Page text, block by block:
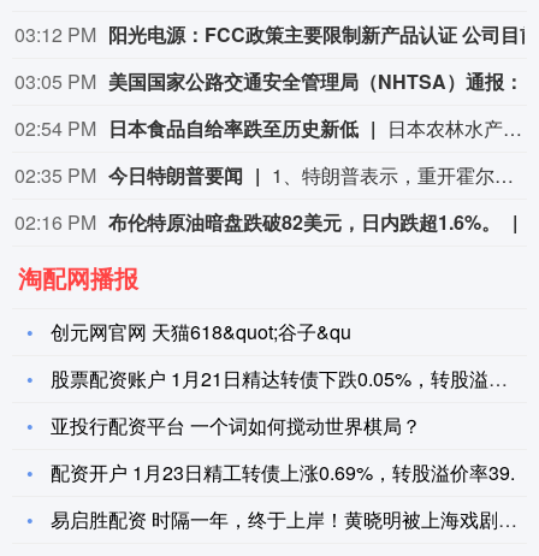
03:12 PM
03:05 PM
02:54 PM 日本食品自给率跌至历史新低
日本农林水产省8月7日公布的数据显示，2025财年，即2025年4月至2026年3月，按热量计算的日本食品自给率下降1个百分点至37%，为历史最低水平。日本食品自给率是指国内生产的食品占国内食品总供给的比例。日本农林水产省表示，大米消费减少是食品自给率下降的重要原因。日本大米消费长期以来主要依靠本国供应，是日本食品自给率的重要支撑。米价上涨导致居民大米消费减少，国产大米提供的热量随之减少，显著拉低日本整体食品自给率。（CCTV国际时讯）
02:35 PM 今日特朗普要闻
1、特朗普表示，重开霍尔木兹海峡的谈判正在推进，尽管伊朗议员正在考虑对与美国和以色列相关的船只实施限制。 2、特朗普：（关于人工智能）这可能比石油还要重要。谁赢得人工智能，谁就赢得一切。就是如此重要。人工智能比互联网大很多倍。 3、报道称，美国总统特朗普近日在一次私下会晤中表示，他希望副总统万斯能够赢得2028年总统大选。 4、美国总统特朗普当地时间8月7日宣布，联邦政府将向多个关键矿产和电池项目投资30亿美元，旨在增加美国国内产量，并以此推动国家安全与产业政策。 5、美国总统特朗普6日否认他对国防部长赫格塞思不满，称对赫格塞思所做的工作“非常满意”。 6、白宫本周致信库克称，特朗普“正在考虑”解除其职务，并要求她在三周内回应有关抵押贷款欺诈的指控。 7、特朗普媒体集团退出与Crypto.com的两项交易。 8、当地时间8月6日，有记者在采访美国总统特朗普时提出，如果民主党人在中期选举后控制国会众议院，可能会再次试图弹劾他，特朗普表示，“很多人说我是有史以来最伟大的总统之一”。
02:16 PM 布伦特原油暗盘跌破82美元，日内跌超1.6%。
淘配网播报
创元网官网 天猫618&quot;谷子&qu
股票配资账户 1月21日精达转债下跌0.05%，转股溢价率1
亚投行配资平台 一个词如何搅动世界棋局？
配资开户 1月23日精工转债上涨0.69%，转股溢价率39.
易启胜配资 时隔一年，终于上岸！黄晓明被上海戏剧学院艺术管理